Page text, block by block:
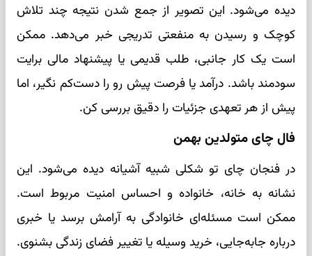
دیده می‌شود. این تصویر از جمع شدن نتیجه چند تلاش
کوچک و رسیدن به منفعتی تدریجی خبر می‌دهد. ممکن
است یک کار جانبی، طلب قدیمی یا پیشنهاد مالی برایت
سودمند باشد. درآمد یا فرصت پیش رو را دست‌کم نگیر، اما
پیش از هر تعهدی جزئیات را دقیق بررسی کن.
فال چای متولدین بهمن
در فنجان چای تو شکلی شبیه آشیانه دیده می‌شود. این
نشانه به خانه، خانواده و احساس امنیت مربوط است.
ممکن است مسئله‌ای خانوادگی به آرامش برسد یا خبری
درباره جابه‌جایی، خرید وسیله یا تغییر فضای زندگی بشنوی.